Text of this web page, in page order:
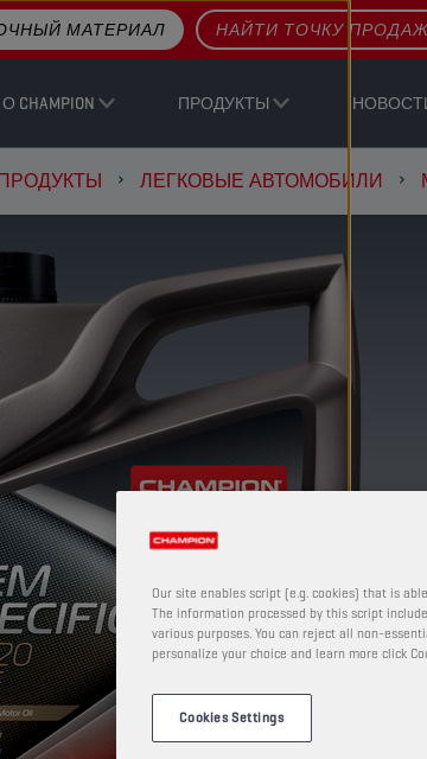
ПРОДУКТЫ
МАТЕРИАЛ НАЙТИ ТОЧКУ ПРОДАЖ
ЛЕГКОВЫЕ АВТОМОБИЛИ
Our site enables script (e.g. cookies) that is
The information processed by this script
various purposes. You can reject all non-
personalize your choice and learn more click
Cookies Settings